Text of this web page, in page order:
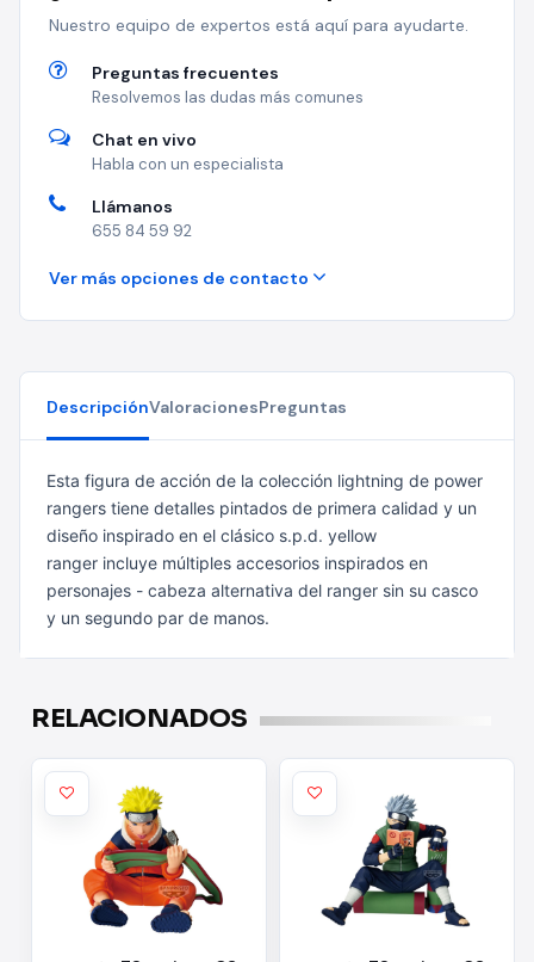
Nuestro equipo de expertos está aquí para ayudarte.
Preguntas frecuentes
Resolvemos las dudas más comunes
Chat en vivo
Habla con un especialista
Llámanos
655 84 59 92
Ver más opciones de contacto
DescripciónValoracionesPreguntas
Esta figura de acción de la colección lightning de power
rangers tiene detalles pintados de primera calidad y un
diseño inspirado en el clásico s.p.d. yellow
ranger incluye múltiples accesorios inspirados en
personajes - cabeza alternativa del ranger sin su casco
y un segundo par de manos.
RELACIONADOS